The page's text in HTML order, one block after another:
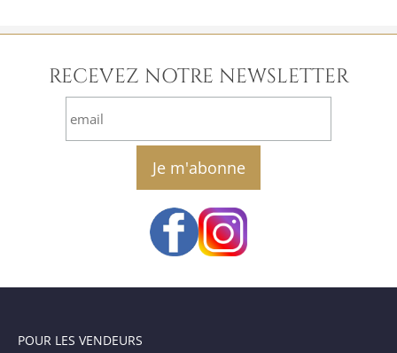
RECEVEZ NOTRE NEWSLETTER
email
POUR LES VENDEURS